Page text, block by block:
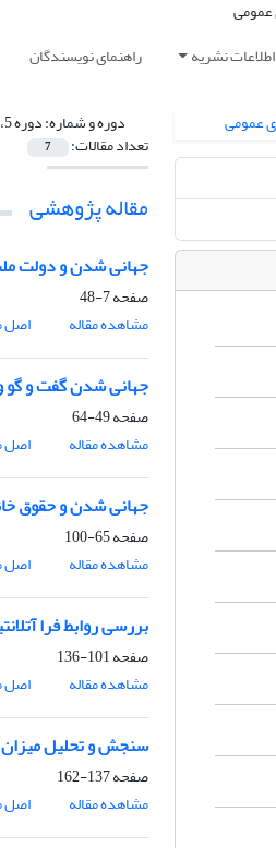
اطلاعات نشریه راهنمای نویسندگان
دوره و شماره:دوره 5، شماره 16، پاییز 1393، صفحه 1-233
تعداد مقالات: 7
مقاله پژوهشی
جهانی شدن و دولت
صفحه7-48
مشاهده مقاله
اصل
جهانی شدن گفت و گو
صفحه49-64
مشاهده مقاله
اصل
جهانی شدن و حقوق
صفحه65-100
مشاهده مقاله
اصل
بررسی روابط فرا
صفحه101-136
مشاهده مقاله
اصل
سنجش و تحلیل میزان
صفحه137-162
مشاهده مقاله
اصل